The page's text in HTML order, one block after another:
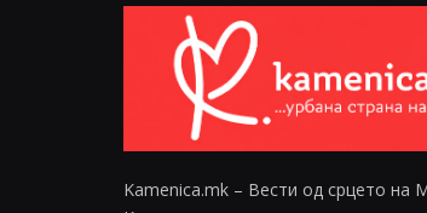
Kamenica.mk – Вести од срцето на